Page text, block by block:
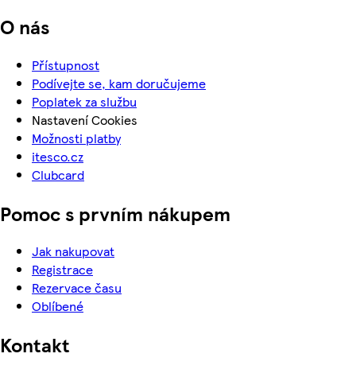
O nás
Přístupnost
Podívejte se, kam doručujeme
Poplatek za službu
Nastavení Cookies
Možnosti platby
itesco.cz
Clubcard
Pomoc s prvním nákupem
Jak nakupovat
Registrace
Rezervace času
Oblíbené
Kontakt